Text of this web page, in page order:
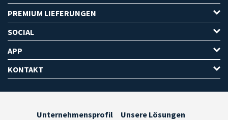
PREMIUM LIEFERUNGEN
SOCIAL
APP
KONTAKT
Unternehmensprofil Unsere Lösungen